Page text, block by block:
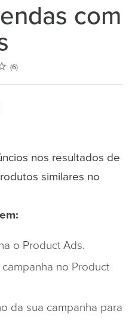
com
6
nos resultados de
similares no
o Product Ads.
no Product
da sua campanha para